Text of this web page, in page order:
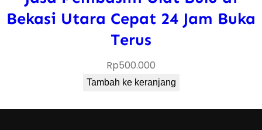
Bekasi Utara Cepat 24 Jam Buka
Terus
Rp500.000
Tambah ke keranjang